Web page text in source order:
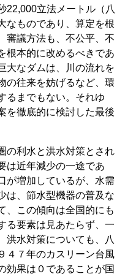
22,000立法メートル（八
なものであり、算定を根
審議方法も、不公平、不
根本的に改めるべきであ
大なダムは、川の流れを
の往来を妨げるなど、環
るまでもない。それゆ
を徹底的に検討した最後
の利水と洪水対策とされ
は近年減少の一途であ
が増加しているが、水需
は、節水型機器の普及な
、この傾向は全国的にも
る要素は見あたらず、一
洪水対策についても、八
４７年のカスリーン台風
効果は０であることが国